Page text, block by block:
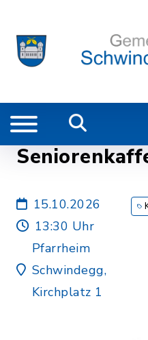
15.10.2026
13:30 Uhr
Pfarrheim
Schwindegg,
Kirchplatz 1